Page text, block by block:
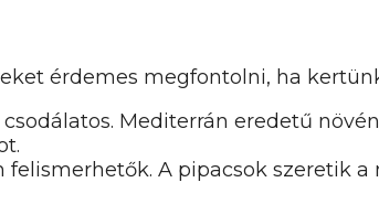
érdemes megfontolni, ha
Mediterrán eredetű
A pipacsok szeretik